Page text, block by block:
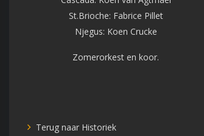
St.Brioche: Fabrice Pillet
Njegus: Koen Crucke
Zomerorkest en koor.
Terug naar Historiek